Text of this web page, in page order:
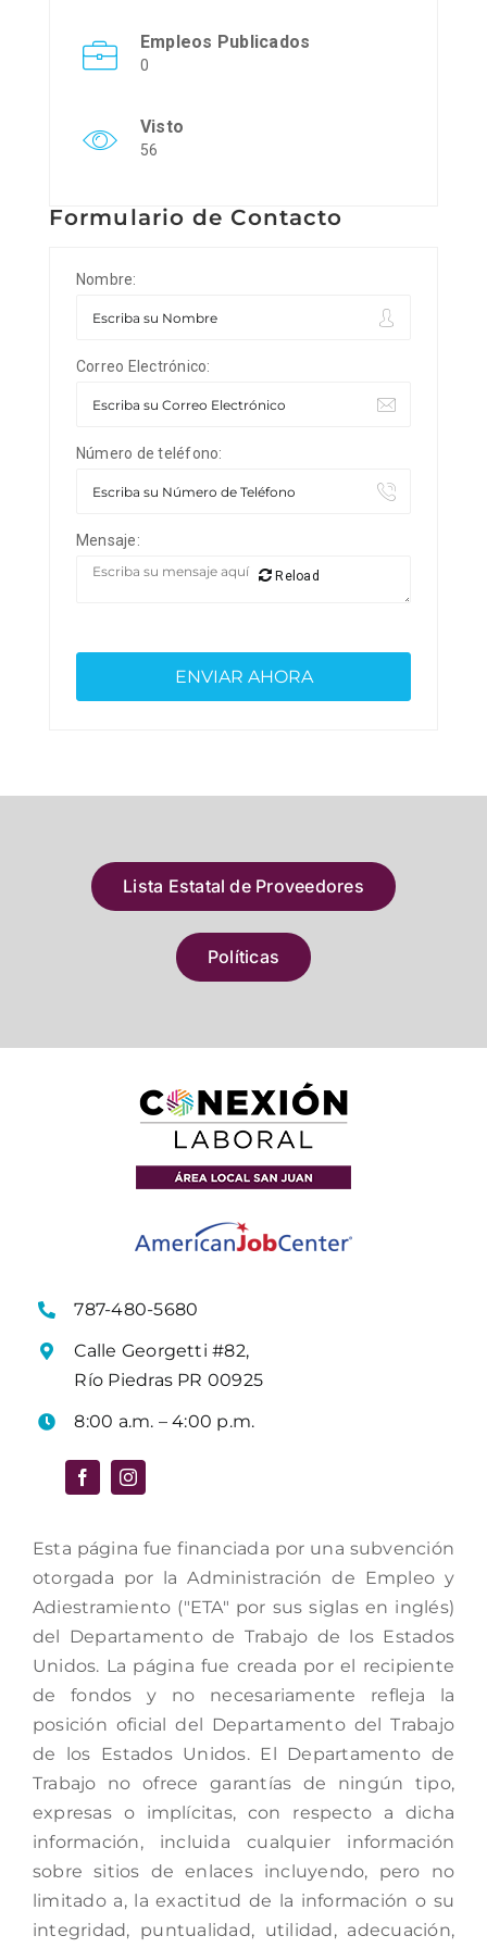
Empleos Publicados
0
Visto
56
Formulario de Contacto
Nombre:
Correo Electrónico:
Número de teléfono:
Mensaje:
Reload
Lista Estatal de Proveedores
Políticas
787-480-5680
Calle Georgetti #82,
Río Piedras PR 00925
8:00 a.m. – 4:00 p.m.
Esta página fue financiada por una subvención
otorgada por la Administración de Empleo y
Adiestramiento ("ETA" por sus siglas en inglés)
del Departamento de Trabajo de los Estados
Unidos. La página fue creada por el recipiente
de fondos y no necesariamente refleja la
posición oficial del Departamento del Trabajo
de los Estados Unidos. El Departamento de
Trabajo no ofrece garantías de ningún tipo,
expresas o implícitas, con respecto a dicha
información, incluida cualquier información
sobre sitios de enlaces incluyendo, pero no
limitado a, la exactitud de la información o su
integridad, puntualidad, utilidad, adecuación,